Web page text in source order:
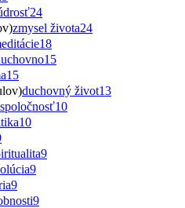
24
zmysel života24
18
15
15
duchovný život13
spoločnosť10
10
9
9
9
9